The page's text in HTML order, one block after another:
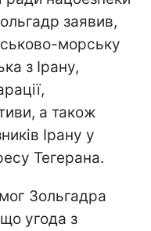
заявив,
морську
з Ірану,
а також
Ірану у
Тегерана.
Зольгадра
угода з